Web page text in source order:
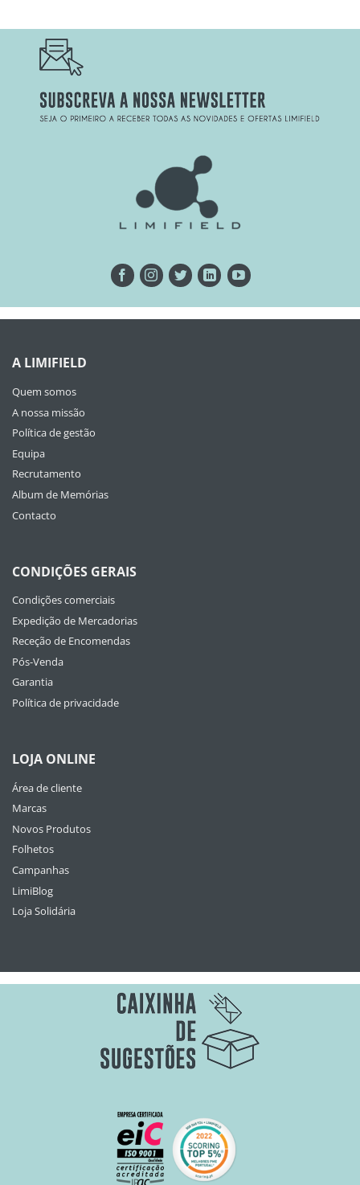
A LIMIFIELD
Quem somos
A nossa missão
Política de gestão
Equipa
Recrutamento
Album de Memórias
Contacto
CONDIÇÕES GERAIS
Condições comerciais
Expedição de Mercadorias
Receção de Encomendas
Pós-Venda
Garantia
Política de privacidade
LOJA ONLINE
Área de cliente
Marcas
Novos Produtos
Folhetos
Campanhas
LimiBlog
Loja Solidária